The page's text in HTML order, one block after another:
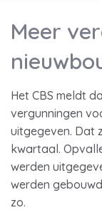
Meer
Het CBS meldt
vergunningen
uitgegeven. Dat
kwartaal.
werden
werden
zo.